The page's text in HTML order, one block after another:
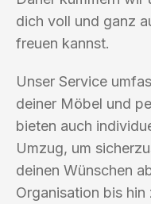
dich voll und ganz
freuen kannst.
Unser Service
deiner Möbel und
bieten auch
Umzug, um
deinen Wünschen
Organisation bis